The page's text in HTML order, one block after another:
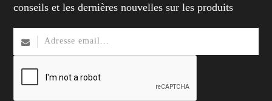
conseils et les dernières nouvelles sur les produits